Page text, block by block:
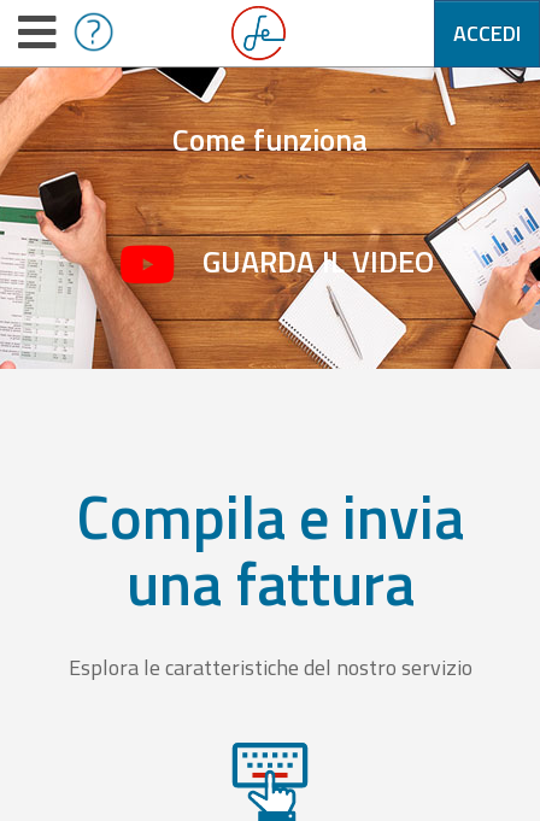
ACCEDI
Come funziona
GUARDA IL VIDEO
Compila e invia
una fattura
Esplora le caratteristiche del nostro servizio